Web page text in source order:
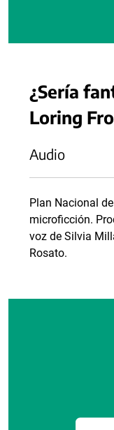
¿Sería
Loring
Audio
Plan Nacional
microficción.
voz de Silvia
Rosato.